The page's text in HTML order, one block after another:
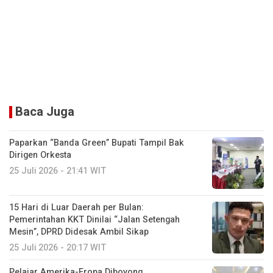
Baca Juga
Paparkan “Banda Green” Bupati Tampil Bak
Dirigen Orkesta
25 Juli 2026 - 21:41 WIT
15 Hari di Luar Daerah per Bulan:
Pemerintahan KKT Dinilai “Jalan Setengah
Mesin”, DPRD Didesak Ambil Sikap
25 Juli 2026 - 20:17 WIT